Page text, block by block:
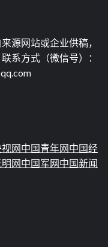
源网站或企业供稿，
系方式（微信号）：
网中国青年网中国经
网中国军网中国新闻